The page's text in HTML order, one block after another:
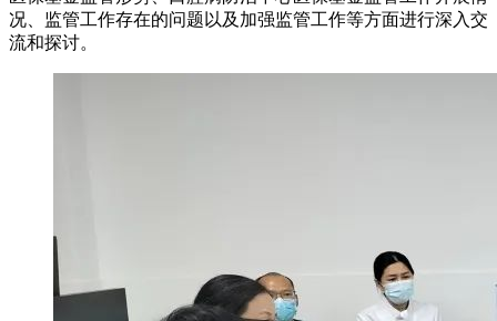
况、监管工作存在的问题以及加强监管工作等方面进行深入交
流和探讨。